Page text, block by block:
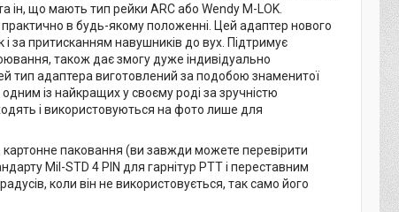
ін, що мають тип рейки ARC або Wendy M-LOK.
в будь-якому положенні. Цей адаптер нового
за притисканням навушників до вух. Підтримує
також дає змогу дуже індивідуально
тип адаптера виготовлений за подобою знаменитої
із найкращих у своєму роді за зручністю
і використовуються на фото лише для
паковання (ви завжди можете перевірити
Mil-STD 4 PIN для гарнітур PTT і переставним
коли він не використовується, так само його